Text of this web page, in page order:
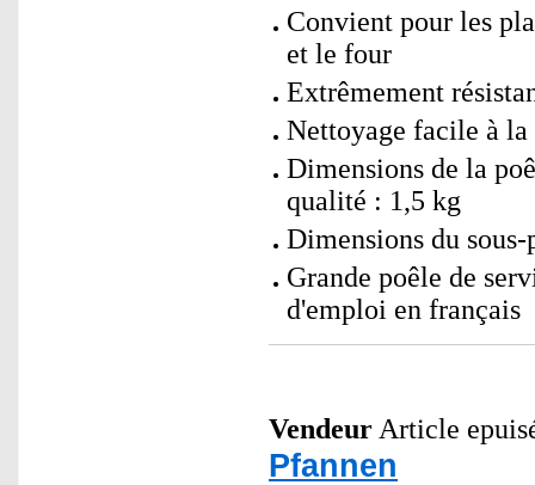
Convient pour les
et le four
Extrêmement
Nettoyage facile à la
Dimensions de la
qualité : 1,5 kg
Dimensions du
Grande poêle de
d'emploi en français
Vendeur Article
Pfannen